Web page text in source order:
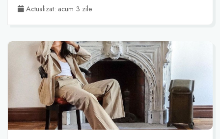
Actualizat: acum 3 zile